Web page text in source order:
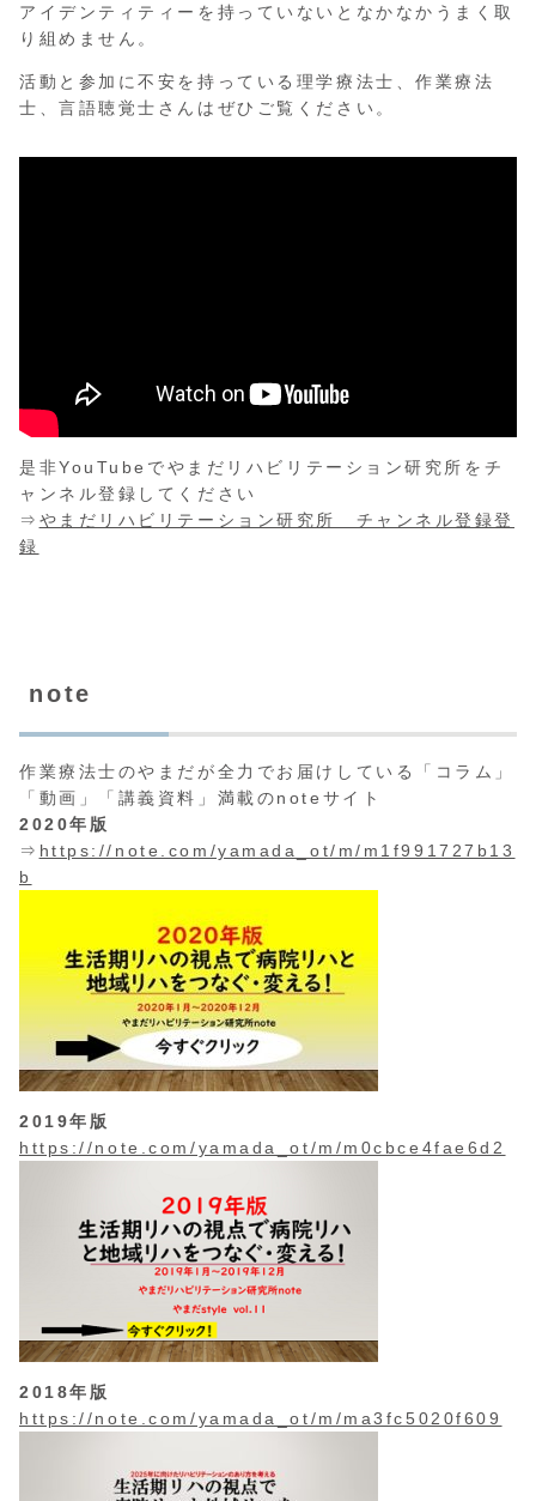
アイデンティティーを持っていないとなかなかうまく取
り組めません。
活動と参加に不安を持っている理学療法士、作業療法
士、言語聴覚士さんはぜひご覧ください。
是非YouTubeでやまだリハビリテーション研究所をチ
ャンネル登録してください
⇒ やまだリハビリテーション研究所 チャンネル登録登
録
note
作業療法士のやまだが全力でお届けしている「コラム」
「動画」「講義資料」満載のnoteサイト
2020年版
⇒ https://note.com/yamada_ot/m/m1f991727b13
b
2019年版
https://note.com/yamada_ot/m/m0cbce4fae6d2
2018年版
https://note.com/yamada_ot/m/ma3fc5020f609